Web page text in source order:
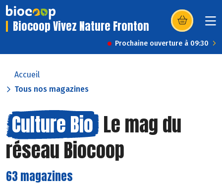
Biocoop Vivez Nature Fronton (s’ouvre dans
Prochaine ouverture à 09:30
Accueil
Tous nos magazines
Culture Bio Le mag du
réseau Biocoop
63 magazines